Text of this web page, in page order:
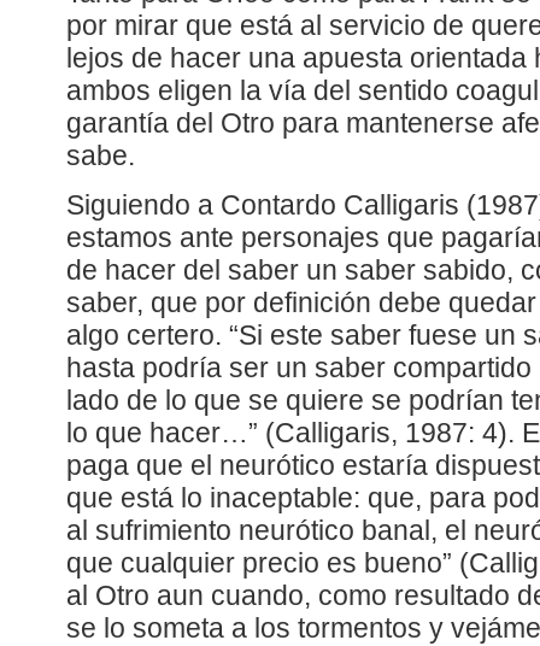
por mirar que está al servicio de
lejos de hacer una apuesta
ambos eligen la vía del sentido
garantía del Otro para mantenerse
sabe.
Siguiendo a Contardo Calligaris
estamos ante personajes que
de hacer del saber un saber sabido,
saber, que por definición debe
algo certero. “Si este saber fuese un
hasta podría ser un saber
lado de lo que se quiere se podrían
lo que hacer…” (Calligaris, 1987: 4).
paga que el neurótico estaría
que está lo inaceptable: que, para
al sufrimiento neurótico banal, el
que cualquier precio es bueno”
al Otro aun cuando, como resultado
se lo someta a los tormentos y